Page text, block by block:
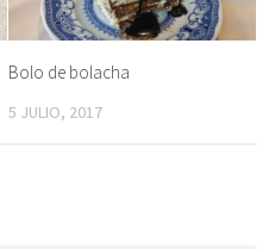
Bolo de bolacha
5 JULIO, 2017